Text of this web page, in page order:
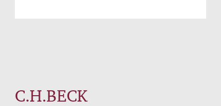
C.H.BECK